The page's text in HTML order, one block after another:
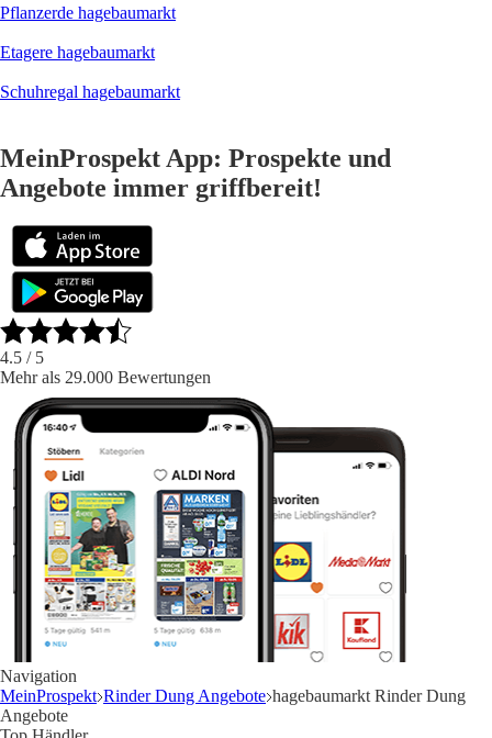
Pflanzerde hagebaumarkt
Etagere hagebaumarkt
Schuhregal hagebaumarkt
MeinProspekt App: Prospekte und
Angebote immer griffbereit!
4.5 / 5
Mehr als 29.000 Bewertungen
Navigation
MeinProspekt Rinder Dung Angebote hagebaumarkt Rinder Dung
Angebote